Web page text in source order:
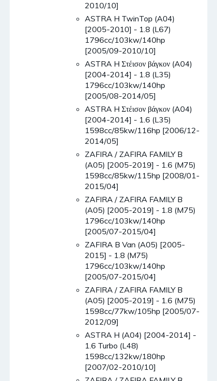
2010/10]
ASTRA H TwinTop (A04)
[2005-2010] - 1.8 (L67)
1796cc/103kw/140hp
[2005/09-2010/10]
ASTRA H Στέισον βάγκον (A04)
[2004-2014] - 1.8 (L35)
1796cc/103kw/140hp
[2005/08-2014/05]
ASTRA H Στέισον βάγκον (A04)
[2004-2014] - 1.6 (L35)
1598cc/85kw/116hp [2006/12-
2014/05]
ZAFIRA / ZAFIRA FAMILY B
(A05) [2005-2019] - 1.6 (M75)
1598cc/85kw/115hp [2008/01-
2015/04]
ZAFIRA / ZAFIRA FAMILY B
(A05) [2005-2019] - 1.8 (M75)
1796cc/103kw/140hp
[2005/07-2015/04]
ZAFIRA B Van (A05) [2005-
2015] - 1.8 (M75)
1796cc/103kw/140hp
[2005/07-2015/04]
ZAFIRA / ZAFIRA FAMILY B
(A05) [2005-2019] - 1.6 (M75)
1598cc/77kw/105hp [2005/07-
2012/09]
ASTRA H (A04) [2004-2014] -
1.6 Turbo (L48)
1598cc/132kw/180hp
[2007/02-2010/10]